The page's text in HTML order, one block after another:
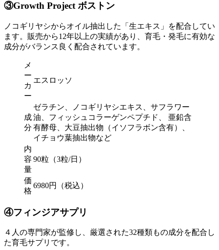
③Growth Project ボストン
ノコギリヤシからオイル抽出した「生エキス」を配合してい
ます。販売から12年以上の実績があり、育毛・発毛に有効な
成分がバランス良く配合されています。
メ
ー
カ
ー
エスロッソ
成
分
ゼラチン、ノコギリヤシエキス、サフラワー
油、フィッシュコラーゲンペプチド、 亜鉛含
有酵母、大豆抽出物（イソフラボン含有）、
イチョウ葉抽出物など
内
容
量
90粒（3粒/日）
価
格
6980円（税込）
④フィンジアサプリ
４人の専門家が監修し、厳選された32種類もの成分を配合し
た育毛サプリです。